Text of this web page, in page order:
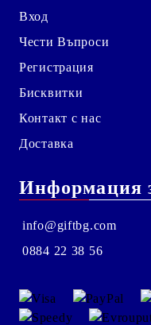
Вход
Чести Въпроси
Регистрация
Бисквитки
Контакт с нас
Доставка
Информация
info@giftbg.com
0884 22 38 56